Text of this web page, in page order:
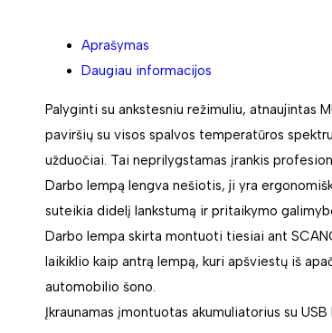
Aprašymas
Daugiau informacijos
Palyginti su ankstesniu režimuliu, atnaujintas
paviršių su visos spalvos temperatūros
užduočiai. Tai neprilygstamas įrankis
Darbo lempą lengva nešiotis, ji yra
suteikia didelį lankstumą ir pritaikymo
Darbo lempa skirta montuoti tiesiai ant
laikiklio kaip antrą lempą, kuri apšviestų iš
automobilio šono.
Įkraunamas įmontuotas akumuliatorius su